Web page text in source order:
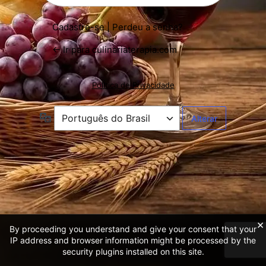
Cadastre-se| Perdeu a senha?
← Ir para culinariaterapia.com
Política de Privacidade
Idioma
By proceeding you understand and give your consent that your
IP address and browser information might be processed by the
security plugins installed on this site.
×